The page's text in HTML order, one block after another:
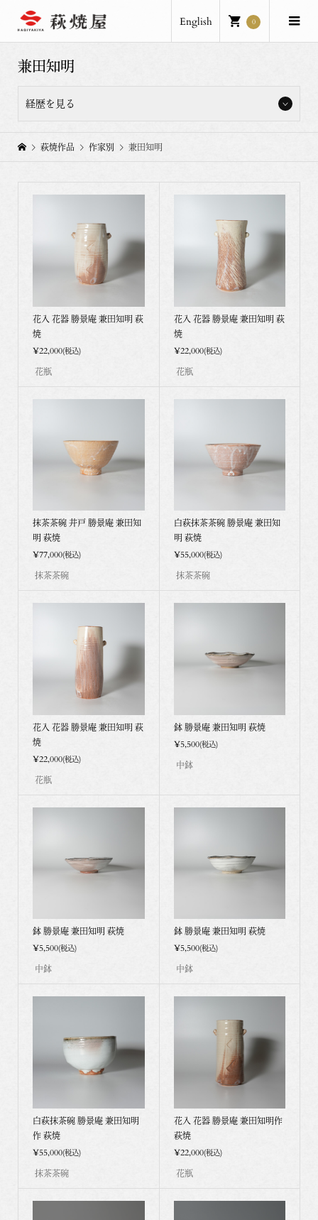
English 0
兼田知明
経歴を見る
昭和51年(1976年) 八代兼田佳炎の長男として萩市に生まれる
平成16年 西部伝統工芸展 入選 以後連続
平成17年 九州山口陶磁展 入選 以後８回
平成18年 日本陶芸展 入選 以後２回
西日本陶芸３０人選抜展（九州国立博物館）
現在形の陶芸 萩大賞展 入選 以後連続
平成19年 西日本陶芸展 第二部門 用の美大賞受賞
西部伝統工芸展 奨励賞受賞
平成22年 日本伝統工芸展 入選
平成23年 茶の湯の造形展 入選 以後４回
山口県美術展 入選 以後１回
陶芸美術協会 会員
萩焼作品 作家別 兼田知明
花入 花器 勝景庵 兼田知明 萩
焼
¥22,000(税込)
花瓶
花入 花器 勝景庵 兼田知明 萩
焼
¥22,000(税込)
花瓶
抹茶茶碗 井戸 勝景庵 兼田知
明 萩焼
¥77,000(税込)
抹茶茶碗
白萩抹茶茶碗 勝景庵 兼田知
明 萩焼
¥55,000(税込)
抹茶茶碗
花入 花器 勝景庵 兼田知明 萩
焼
¥22,000(税込)
花瓶
鉢 勝景庵 兼田知明 萩焼
¥5,500(税込)
中鉢
鉢 勝景庵 兼田知明 萩焼
¥5,500(税込)
中鉢
鉢 勝景庵 兼田知明 萩焼
¥5,500(税込)
中鉢
白萩抹茶碗 勝景庵 兼田知明
作 萩焼
¥55,000(税込)
抹茶茶碗
花入 花器 勝景庵 兼田知明作
萩焼
¥22,000(税込)
花瓶